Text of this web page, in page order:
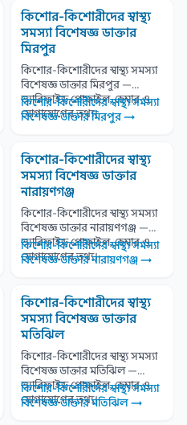
কিশোর-কিশোরীদের স্বাস্থ্য
সমস্যা বিশেষজ্ঞ ডাক্তার
মিরপুর
কিশোর-কিশোরীদের স্বাস্থ্য সমস্যা
বিশেষজ্ঞ ডাক্তার মিরপুর —
ভ্যারিফাইড প্রোফাইল, চেম্বার ও
যোগাযোগের তথ্য।
কিশোর-কিশোরীদের স্বাস্থ্য সমস্যা
বিশেষজ্ঞ ডাক্তার মিরপুর →
কিশোর-কিশোরীদের স্বাস্থ্য
সমস্যা বিশেষজ্ঞ ডাক্তার
নারায়ণগঞ্জ
কিশোর-কিশোরীদের স্বাস্থ্য সমস্যা
বিশেষজ্ঞ ডাক্তার নারায়ণগঞ্জ —
ভ্যারিফাইড প্রোফাইল, চেম্বার ও
যোগাযোগের তথ্য।
কিশোর-কিশোরীদের স্বাস্থ্য সমস্যা
বিশেষজ্ঞ ডাক্তার নারায়ণগঞ্জ →
কিশোর-কিশোরীদের স্বাস্থ্য
সমস্যা বিশেষজ্ঞ ডাক্তার
মতিঝিল
কিশোর-কিশোরীদের স্বাস্থ্য সমস্যা
বিশেষজ্ঞ ডাক্তার মতিঝিল —
ভ্যারিফাইড প্রোফাইল, চেম্বার ও
যোগাযোগের তথ্য।
কিশোর-কিশোরীদের স্বাস্থ্য সমস্যা
বিশেষজ্ঞ ডাক্তার মতিঝিল →